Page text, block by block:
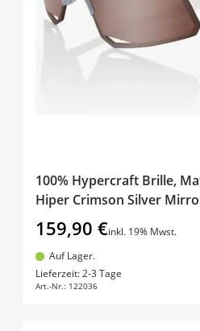
100% Hypercraft Brille,
Hiper Crimson Silver
159,90 €inkl. 19% Mwst.
Auf Lager.
Lieferzeit: 2-3 Tage
Art.-Nr.: 122036